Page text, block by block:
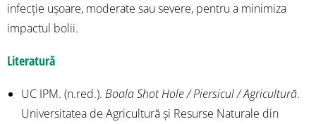
infecție ușoare, moderate sau severe, pentru a minimiza
impactul bolii.
Literatură
UC IPM. (n.red.). Boala Shot Hole / Piersicul / Agricultură.
Universitatea de Agricultură și Resurse Naturale din